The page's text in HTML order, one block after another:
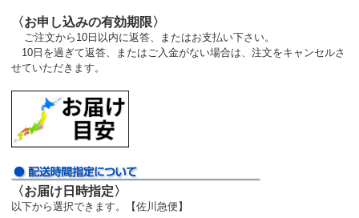
〈お申し込みの有効期限〉
ご注文から10日以内に返答、またはお支払い下さい。
10日を過ぎて返答、またはご入金がない場合は、注文をキャンセルさ
せていただきます。
〈お届け日時指定〉
以下から選択できます。【佐川急便】